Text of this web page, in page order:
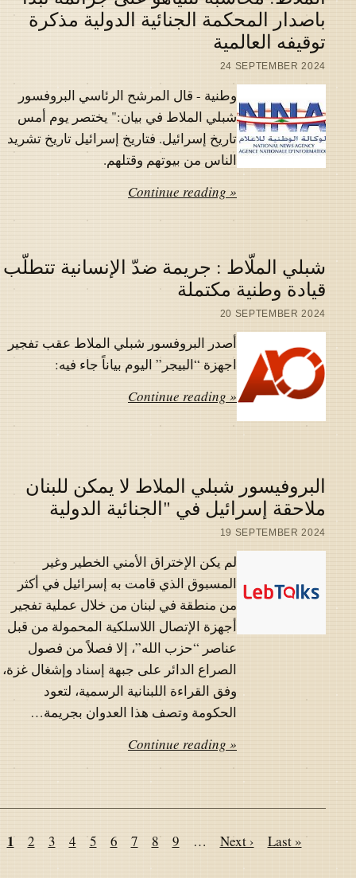
باصدار المحكمة الجنائية الدولية مذكرة
توقيفه العالمية
24 SEPTEMBER 2024
وطنية - قال المرشح الرئاسي البروفسور
شبلي الملاط في بيان:" يختصر يوم أمس
تاريخ إسرائيل. فتاريخ إسرائيل تاريخ تشريد
الناس من بيوتهم وقتلهم.
Continue reading »
شبلي الملّاط : جريمة ضدّ الإنسانية تتطلّب
قيادة وطنية مكتملة
20 SEPTEMBER 2024
أصدر البروفسور شبلي الملاط عقب تفجير
اجهزة “البيجر” اليوم بياناً جاء فيه:
Continue reading »
البروفيسور شبلي الملاط لا يمكن للبنان
ملاحقة إسرائيل في "الجنائية الدولية
19 SEPTEMBER 2024
لم يكن الإختراق الأمني الخطير وغير
المسبوق الذي قامت به إسرائيل في أكثر
من منطقة في لبنان من خلال عملية تفجير
أجهزة الإتصال اللاسلكية المحمولة من قبل
عناصر “حزب الله”، إلا فصلاً من فصول
الصراع الدائر على جبهة إسناد وإشغال غزة،
وفق القراءة اللبنانية الرسمية، لتعود
الحكومة وتصف هذا العدوان بجريمة…
Continue reading »
Pagination
Page
1 Page
2 Page
3 Page
4 Page
5 Page
6 Page
7 Page
8 Page
9 …
Next
Next ›
Last
Last »